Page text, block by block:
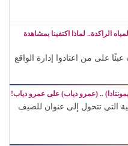
الراكدة.. لماذا اكتفينا بمشاهدة
عبئًا على من اعتادوا إدارة الواقع
.. (عمرو دياب) على عمرو دياب!
التي تتحول إلى عنوان للصيف